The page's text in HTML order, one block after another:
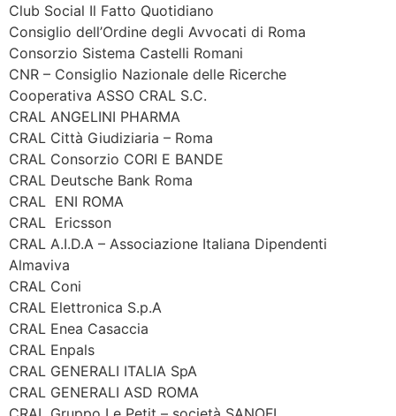
Club Social Il Fatto Quotidiano
Consiglio dell’Ordine degli Avvocati di Roma
Consorzio Sistema Castelli Romani
CNR – Consiglio Nazionale delle Ricerche
Cooperativa ASSO CRAL S.C.
CRAL ANGELINI PHARMA
CRAL Città Giudiziaria – Roma
CRAL Consorzio CORI E BANDE
CRAL Deutsche Bank Roma
CRAL ENI ROMA
CRAL Ericsson
CRAL A.I.D.A – Associazione Italiana Dipendenti
Almaviva
CRAL Coni
CRAL Elettronica S.p.A
CRAL Enea Casaccia
CRAL Enpals
CRAL GENERALI ITALIA SpA
CRAL GENERALI ASD ROMA